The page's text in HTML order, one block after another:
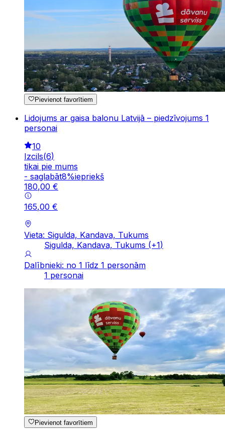
Pievienot favorītiem
Lidojums ar gaisa balonu Latvijā – piedzīvojums 1
personai
10
Izcils(6)
tikai pie mums
- saglabāt8%iepriekš
180,00 €
165,00 €
Vieta: Sigulda, Kandava, Tukums
Sigulda, Kandava, Tukums (+1)
Dalībnieki: no 1 līdz 1 personām
1 personai
Pievienot favorītiem